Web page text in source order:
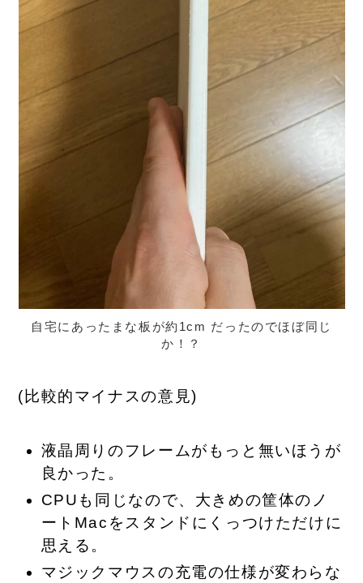
自宅にあったまな板が約1cm だったのでほぼ同じ
か！？
(比較的マイナスの意見)
液晶周りのフレームがもっと無いほうが
良かった。
CPUも同じなので、大きめの筐体のノ
ートMacをスタンドにくっつけただけに
思える。
マジックマウスの充電の仕様が変わらな